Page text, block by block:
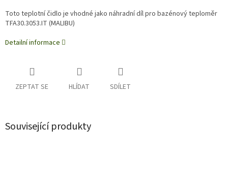
Toto teplotní čidlo je vhodné jako náhradní díl pro bazénový teploměr
TFA30.3053.IT (MALIBU)
Detailní informace
ZEPTAT SE HLÍDAT SDÍLET
Související produkty